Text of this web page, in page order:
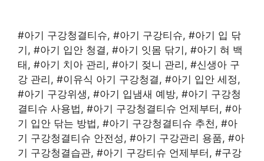
#아기 구강청결티슈, #아기 구강티슈, #아기 입 닦
기, #아기 입안 청결, #아기 잇몸 닦기, #아기 혀 백
태, #아기 치아 관리, #아기 젖니 관리, #신생아 구
강 관리, #이유식 아기 구강청결, #아기 입안 세정,
#아기 구강위생, #아기 입냄새 예방, #아기 구강청
결티슈 사용법, #아기 구강청결티슈 언제부터, #아
기 입안 닦는 방법, #아기 구강청결티슈 추천, #아
기 구강청결티슈 안전성, #아기 구강관리 용품, #아
기 구강청결습관, #아기 구강티슈 언제부터, #구강